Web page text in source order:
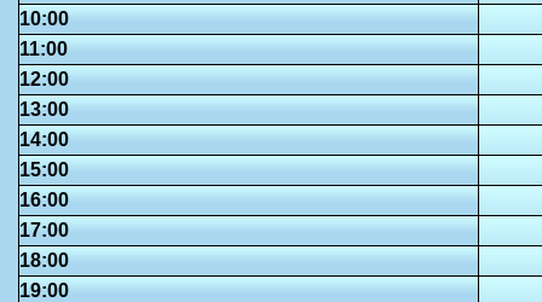
10:00
11:00
12:00
13:00
14:00
15:00
16:00
17:00
18:00
19:00